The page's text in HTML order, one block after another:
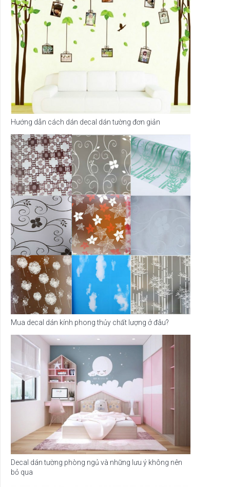
Hướng dẫn cách dán decal dán tường đơn giản
Mua decal dán kính phong thủy chất lượng ở đâu?
Decal dán tường phòng ngủ và những lưu ý không nên
bỏ qua